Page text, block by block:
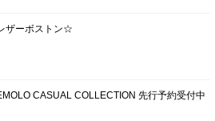
ザーボストン☆
CASUAL COLLECTION 先行予約受付中